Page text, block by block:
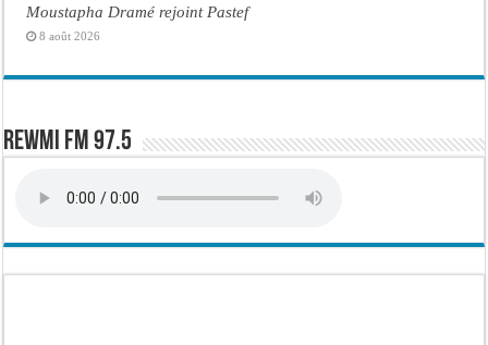
Moustapha Dramé rejoint Pastef
8 août 2026
Rewmi FM 97.5